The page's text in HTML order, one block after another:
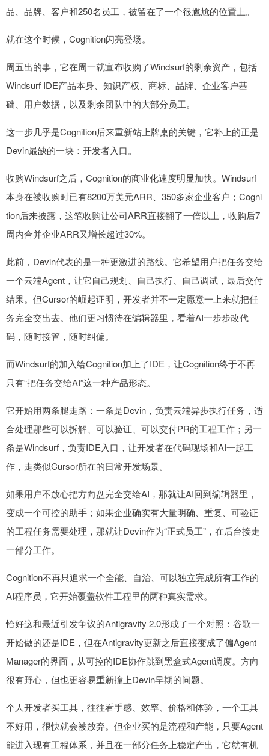
品、品牌、客户和250名员工，被留在了一个很尴尬的位置上。
就在这个时候，Cognition闪亮登场。
周五出的事，它在周一就宣布收购了Windsurf的剩余资产，包括
Windsurf IDE产品本身、知识产权、商标、品牌、企业客户基
础、用户数据，以及剩余团队中的大部分员工。
这一步几乎是Cognition后来重新站上牌桌的关键，它补上的正是
Devin最缺的一块：开发者入口。
收购Windsurf之后，Cognition的商业化速度明显加快。Windsurf
本身在被收购时已有8200万美元ARR、350多家企业客户；Cogni
tion后来披露，这笔收购让公司ARR直接翻了一倍以上，收购后7
周内合并企业ARR又增长超过30%。
此前，Devin代表的是一种更激进的路线。它希望用户把任务交给
一个云端Agent，让它自己规划、自己执行、自己调试，最后交付
结果。但Cursor的崛起证明，开发者并不一定愿意一上来就把任
务完全交出去。他们更习惯待在编辑器里，看着AI一步步改代
码，随时接管，随时纠偏。
而Windsurf的加入给Cognition加上了IDE，让Cognition终于不再
只有“把任务交给AI”这一种产品形态。
它开始用两条腿走路：一条是Devin，负责云端异步执行任务，适
合处理那些可以拆解、可以验证、可以交付PR的工程工作；另一
条是Windsurf，负责IDE入口，让开发者在代码现场和AI一起工
作，走类似Cursor所在的日常开发场景。
如果用户不放心把方向盘完全交给AI，那就让AI回到编辑器里，
变成一个可控的助手；如果企业确实有大量明确、重复、可验证
的工程任务需要处理，那就让Devin作为“正式员工”，在后台接走
一部分工作。
Cognition不再只追求一个全能、自治、可以独立完成所有工作的
AI程序员，它开始覆盖软件工程里的两种真实需求。
恰好这和最近引发争议的Antigravity 2.0形成了一个对照：谷歌一
开始做的还是IDE，但在Antigravity更新之后直接变成了偏Agent
Manager的界面，从可控的IDE协作跳到黑盒式Agent调度。方向
很有野心，但也更容易重新撞上Devin早期的问题。
个人开发者买工具，往往看手感、效率、价格和体验，一个工具
不好用，很快就会被放弃。但企业买的是流程和产能，只要Agent
能进入现有工程体系，并且在一部分任务上稳定产出，它就有机